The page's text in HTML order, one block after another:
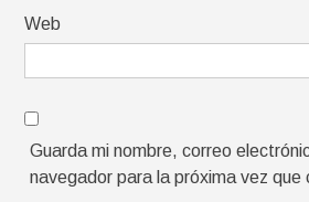
Web
Guarda mi nombre, correo
navegador para la próxima vez que